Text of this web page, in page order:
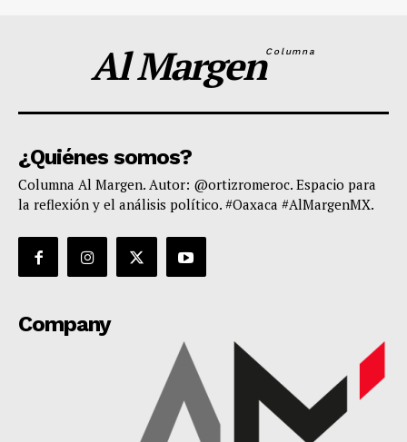
Al MargenColumna
¿Quiénes somos?
Columna Al Margen. Autor: @ortizromeroc. Espacio para
la reflexión y el análisis político. #Oaxaca #AlMargenMX.
Company